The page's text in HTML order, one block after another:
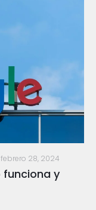
febrero 28, 2024
funciona y